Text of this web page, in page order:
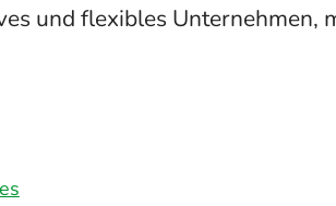
und flexibles Unternehmen,